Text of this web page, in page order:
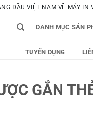
ĐẦU VIỆT NAM VỀ MÁY IN
DANH MỤC SẢN
TUYỂN DỤNG
GẮN